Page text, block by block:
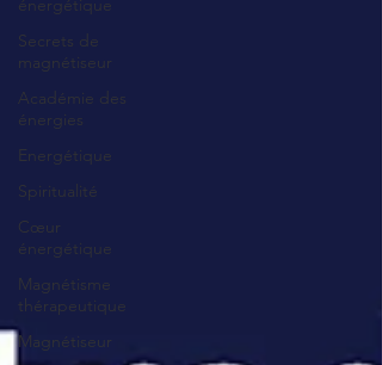
énergétique
Secrets de
magnétiseur
Académie des
énergies
Energétique
Spiritualité
Cœur
énergétique
Magnétisme
thérapeutique
Magnétiseur